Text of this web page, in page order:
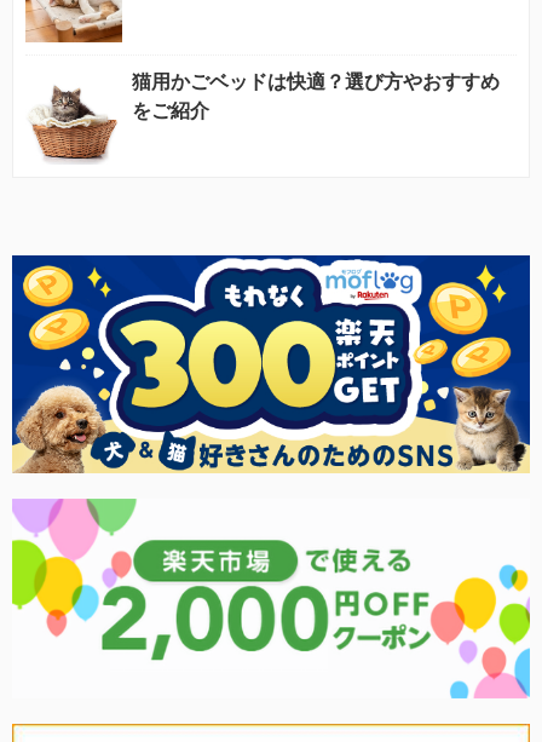
猫用かごベッドは快適？選び方やおすすめ
をご紹介